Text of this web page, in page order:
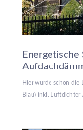
Energetische
Hier wurde schon die
Blau) inkl. Luftdichter